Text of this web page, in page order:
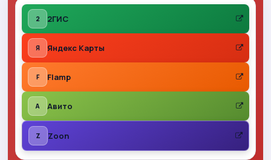
2 2ГИС
Я Яндекс Карты
F Flamp
A Авито
Z Zoon